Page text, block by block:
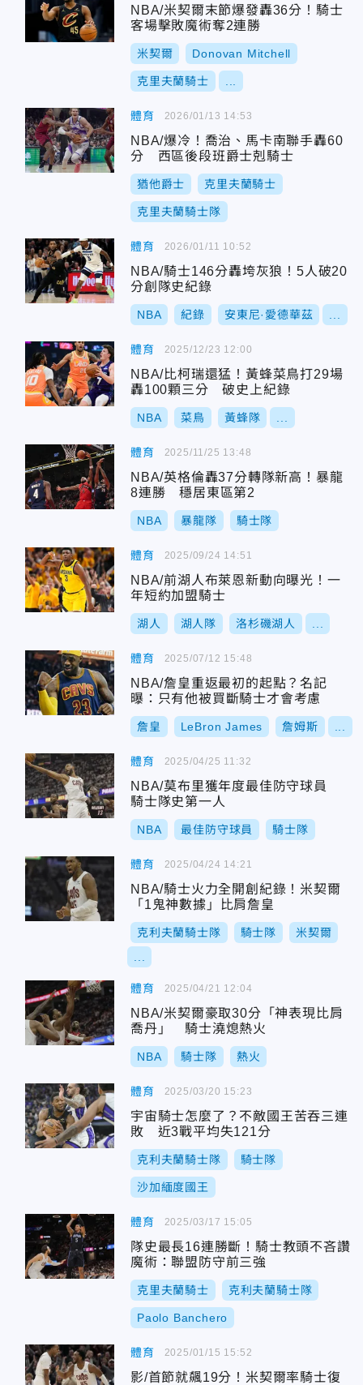
NBA/米契爾末節爆發轟36分！騎士
客場擊敗魔術奪2連勝
米契爾 Donovan Mitchell
克里夫蘭騎士
體育
NBA/爆冷！喬治、馬卡南聯手轟60
分 西區後段班爵士剋騎士
猶他爵士 克里夫蘭騎士
克里夫蘭騎士隊
2026/01/13 14:53
體育
NBA/騎士146分轟垮灰狼！5人破20
分創隊史紀錄
NBA 紀錄 安東尼·愛德華茲
2026/01/11 10:52
體育
NBA/比柯瑞還猛！黃蜂菜鳥打29場
轟100顆三分 破史上紀錄
NBA 菜鳥 黃蜂隊
2025/12/23 12:00
體育
NBA/英格倫轟37分轉隊新高！暴龍
8連勝 穩居東區第2
NBA 暴龍隊 騎士隊
2025/11/25 13:48
體育
NBA/前湖人布萊恩新動向曝光！一
年短約加盟騎士
湖人 湖人隊 洛杉磯湖人
2025/09/24 14:51
體育
NBA/詹皇重返最初的起點？名記
曝：只有他被買斷騎士才會考慮
詹皇 LeBron James 詹姆斯
2025/07/12 15:48
體育
NBA/莫布里獲年度最佳防守球員
騎士隊史第一人
NBA 最佳防守球員 騎士隊
2025/04/25 11:32
體育
NBA/騎士火力全開創紀錄！米契爾
「1鬼神數據」比肩詹皇
克利夫蘭騎士隊 騎士隊 米契爾
2025/04/24 14:21
體育
NBA/米契爾豪取30分「神表現比肩
喬丹」 騎士澆熄熱火
NBA 騎士隊 熱火
2025/04/21 12:04
體育
宇宙騎士怎麼了？不敵國王苦吞三連
敗 近3戰平均失121分
克利夫蘭騎士隊 騎士隊
沙加緬度國王
2025/03/20 15:23
體育
隊史最長16連勝斷！騎士教頭不吝讚
魔術：聯盟防守前三強
克里夫蘭騎士 克利夫蘭騎士隊
Paolo Banchero
2025/03/17 15:05
體育
影/首節就飆19分！米契爾率騎士復
2025/01/15 15:52